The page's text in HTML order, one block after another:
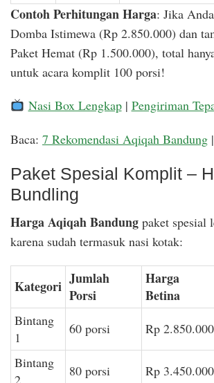
Contoh Perhitungan Harga: Jika
Domba Istimewa (Rp 2.850.000) dan
Paket Hemat (Rp 1.500.000), total
untuk acara komplit 100 porsi!
Nasi Box Lengkap| Pengiriman
Baca: 7 Rekomendasi Aqiqah Bandung |
Paket Spesial Komplit –
Bundling
Harga Aqiqah Bandung paket spesial
karena sudah termasuk nasi kotak:
Kategori Jumlah
Porsi
Harga
Betina
Bintang
1
60 porsi Rp 2.850.000
Bintang
2
80 porsi Rp 3.450.000